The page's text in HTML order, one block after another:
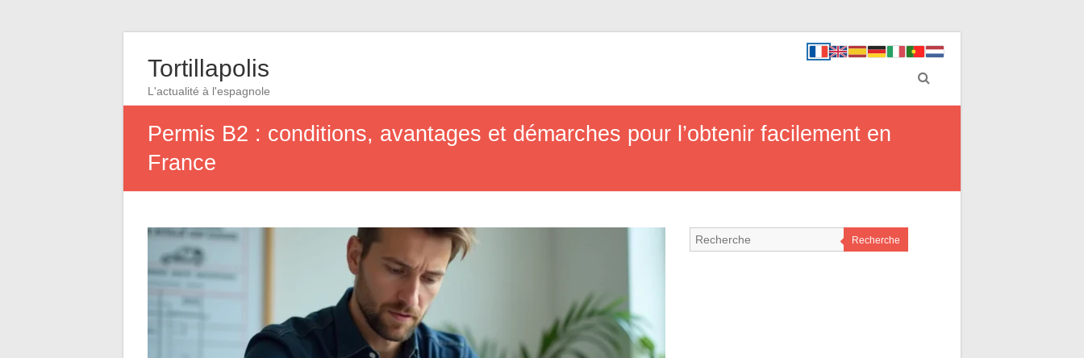
Tortillapolis
L'actualité à l'espagnole
Permis B2 : conditions, avantages et démarches pour l’obtenir facilement en
France
Recherche